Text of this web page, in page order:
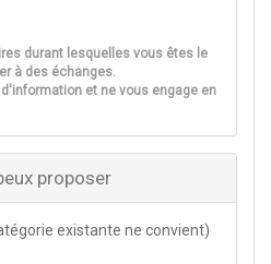
durant lesquelles vous êtes le
à des échanges.
et ne vous engage en
proposer
existante ne convient)